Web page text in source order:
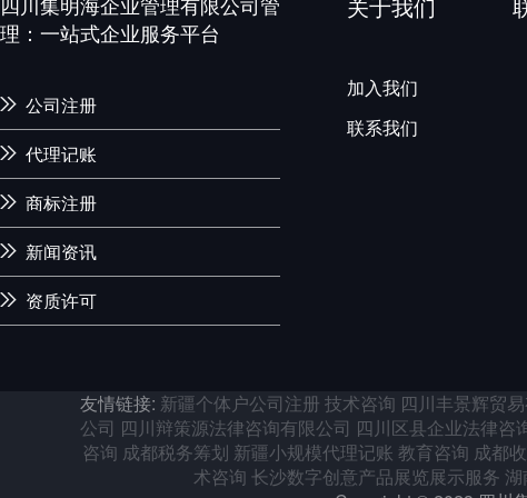
理：一站式企业服务平台
公司注册
代理记账
商标注册
新闻资讯
资质许可
加入我们
联系我们
友情链接: 新疆个体户公司注册 技术咨询 四川丰景辉贸
公司 四川辩策源法律咨询有限公司 四川区县企业法律咨
咨询 成都税务筹划 新疆小规模代理记账 教育咨询 成都
术咨询 长沙数字创意产品展览展示服务 湖